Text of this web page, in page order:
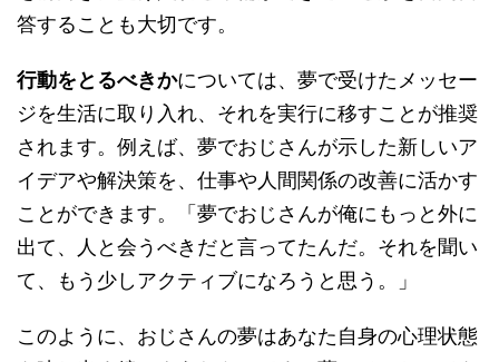
答することも大切です。
行動をとるべきかについては、夢で受けたメッセー
ジを生活に取り入れ、それを実行に移すことが推奨
されます。例えば、夢でおじさんが示した新しいア
イデアや解決策を、仕事や人間関係の改善に活かす
ことができます。「夢でおじさんが俺にもっと外に
出て、人と会うべきだと言ってたんだ。それを聞い
て、もう少しアクティブになろうと思う。」
このように、おじさんの夢はあなた自身の心理状態